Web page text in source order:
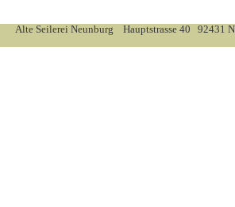
Seilerei Neunburg Hauptstrasse 40 92431